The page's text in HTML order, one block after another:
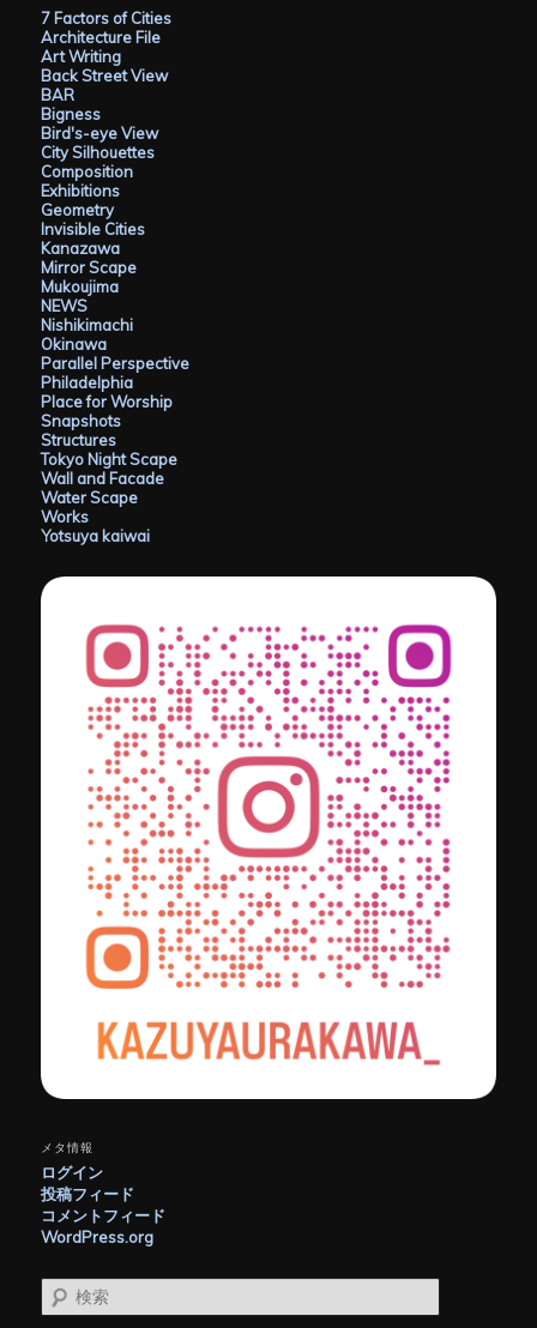
ブ
7 Factors of Cities
Architecture File
Art Writing
Back Street View
BAR
Bigness
Bird's-eye View
City Silhouettes
Composition
Exhibitions
Geometry
Invisible Cities
Kanazawa
Mirror Scape
Mukoujima
NEWS
Nishikimachi
Okinawa
Parallel Perspective
Philadelphia
Place for Worship
Snapshots
Structures
Tokyo Night Scape
Wall and Facade
Water Scape
Works
Yotsuya kaiwai
メタ情報
ログイン
投稿フィード
コメントフィード
WordPress.org
検
索